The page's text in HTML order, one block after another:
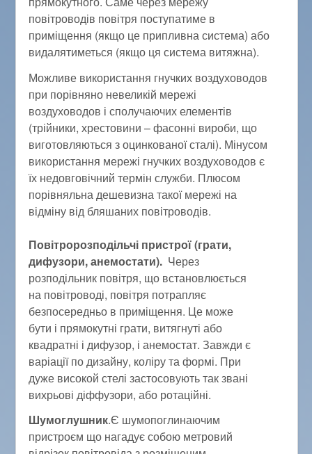
повітроводів повітря поступатиме в
приміщення (якщо це припливна система) або
видалятиметься (якщо ця система витяжна).
Можливе використання гнучких воздуховодов
при порівняно невеликій мережі
воздуховодов і сполучаючих елементів
(трійники, хрестовини – фасонні вироби, що
виготовляються з оцинкованої сталі). Мінусом
використання мережі гнучких воздуховодов є
їх недовговічний термін служби. Плюсом
порівняльна дешевизна такої мережі на
відміну від бляшаних повітроводів.
Повітророзподільчі пристрої (грати,
дифузори, анемостати). Через
розподільник повітря, що встановлюється
на повітроводі, повітря потрапляє
безпосередньо в приміщення. Це може
бути і прямокутні грати, витягнуті або
квадратні і дифузор, і анемостат. Завжди є
варіації по дизайну, коліру та формі. При
дуже високой стелі застосовують так звані
вихрьові діффузори, або ротаційні.
Шумоглушник.Є шумопоглинаючим
пристроєм що нагадує собою метровий